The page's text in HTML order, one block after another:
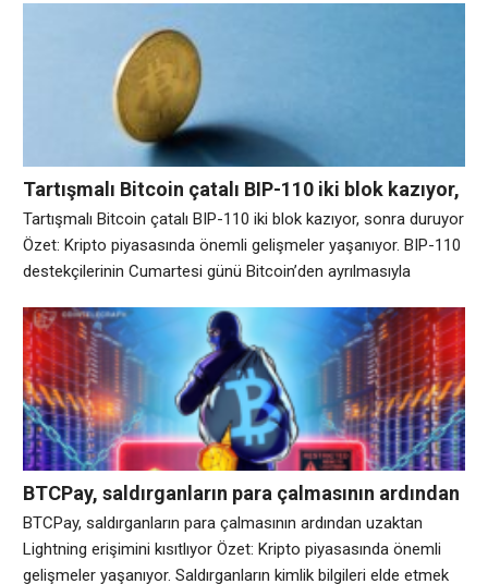
veya kendi saklama cüzdanlarına yapılan belirli transferlere 24
saate kadar ihtiyati bloke koymasını zorunlu kılacak. Cuma
günü Banco Central do Brasil
Tartışmalı Bitcoin çatalı BIP-110 iki blok kazıyor,
sonra duruyor
Tartışmalı Bitcoin çatalı BIP-110 iki blok kazıyor, sonra duruyor
Özet: Kripto piyasasında önemli gelişmeler yaşanıyor. BIP-110
destekçilerinin Cumartesi günü Bitcoin’den ayrılmasıyla
saat sonra yalnızca iki blok üretti ve herhangi bir madencinin
onu devam ettirme niyetinde olduğuna dair hiçbir işaret yok.
BIP-110 durum monitörüne göre ana Bitcoin zinciri
BTCPay, saldırganların para çalmasının ardından
uzaktan Lightning erişimini kısıtlıyor
BTCPay, saldırganların para çalmasının ardından uzaktan
Lightning erişimini kısıtlıyor Özet: Kripto piyasasında önemli
gelişmeler yaşanıyor. Saldırganların kimlik bilgileri elde etmek